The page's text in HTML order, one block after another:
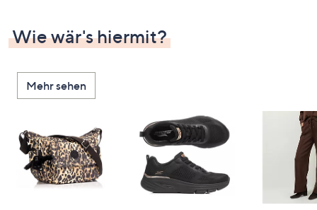
Wie wär's hiermit?
Mehr sehen